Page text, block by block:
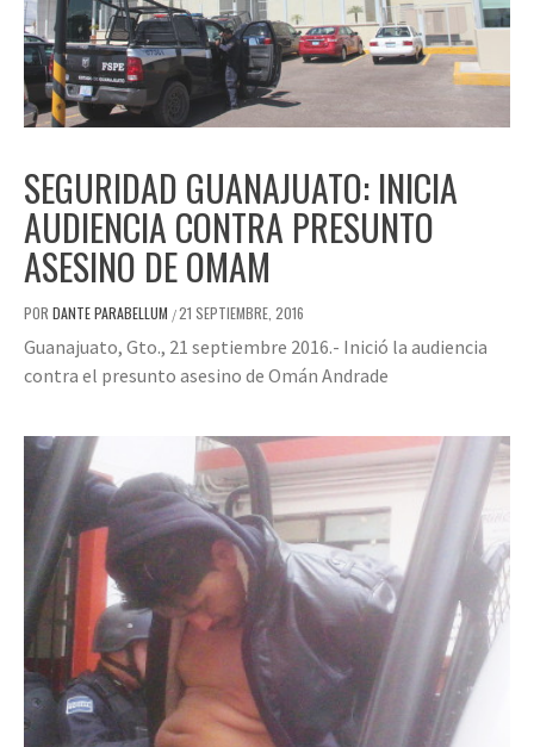
SEGURIDAD GUANAJUATO: INICIA
AUDIENCIA CONTRA PRESUNTO
ASESINO DE OMAM
POR DANTE PARABELLUM /21 SEPTIEMBRE, 2016
Guanajuato, Gto., 21 septiembre 2016.- Inició la audiencia
contra el presunto asesino de Omán Andrade